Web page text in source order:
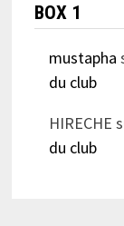
BOX 1
mustapha
du club
HIRECHE
du club